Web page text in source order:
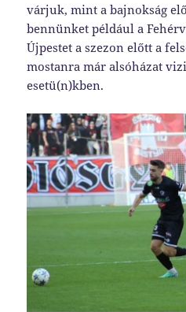
várjuk, mint a bajnokság
bennünket például a
Újpestet a szezon előtt a
mostanra már alsóházat
esetü(n)kben.